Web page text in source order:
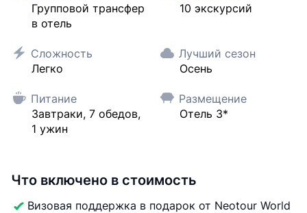
Групповой трансфер
в отель
10 экскурсий
Сложность
Легко
Лучший сезон
Осень
Питание
Завтраки, 7 обедов,
1 ужин
Размещение
Отель 3*
Что включено в стоимость
Визовая поддержка в подарок от Neotour World